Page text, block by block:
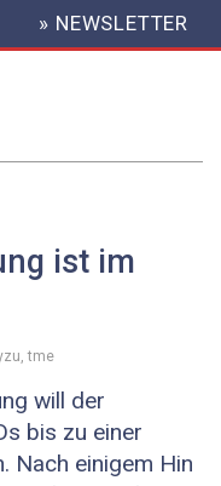
» NEWSLETTER
ist im
tme
will der
bis zu einer
Nach einigem Hin